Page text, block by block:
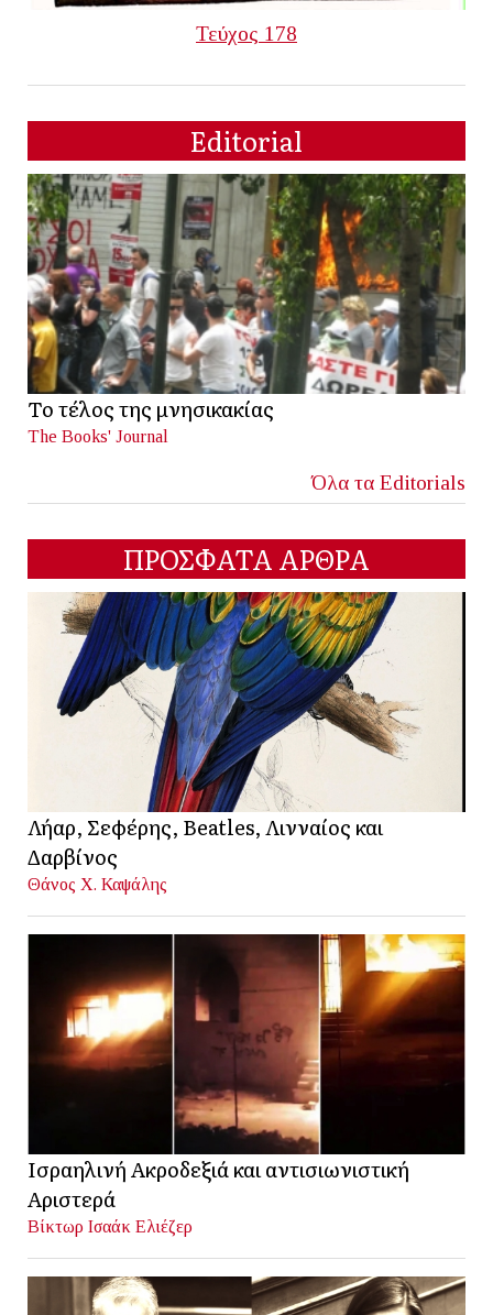
Τεύχος 178
Editorial
Το τέλος της μνησικακίας
The Books' Journal
Όλα τα Editorials
ΠΡΟΣΦΑΤΑ ΑΡΘΡΑ
Λήαρ, Σεφέρης, Beatles, Λινναίος και
Δαρβίνος
Θάνος Χ. Καψάλης
Ισραηλινή Ακροδεξιά και αντισιωνιστική
Αριστερά
Βίκτωρ Ισαάκ Ελιέζερ